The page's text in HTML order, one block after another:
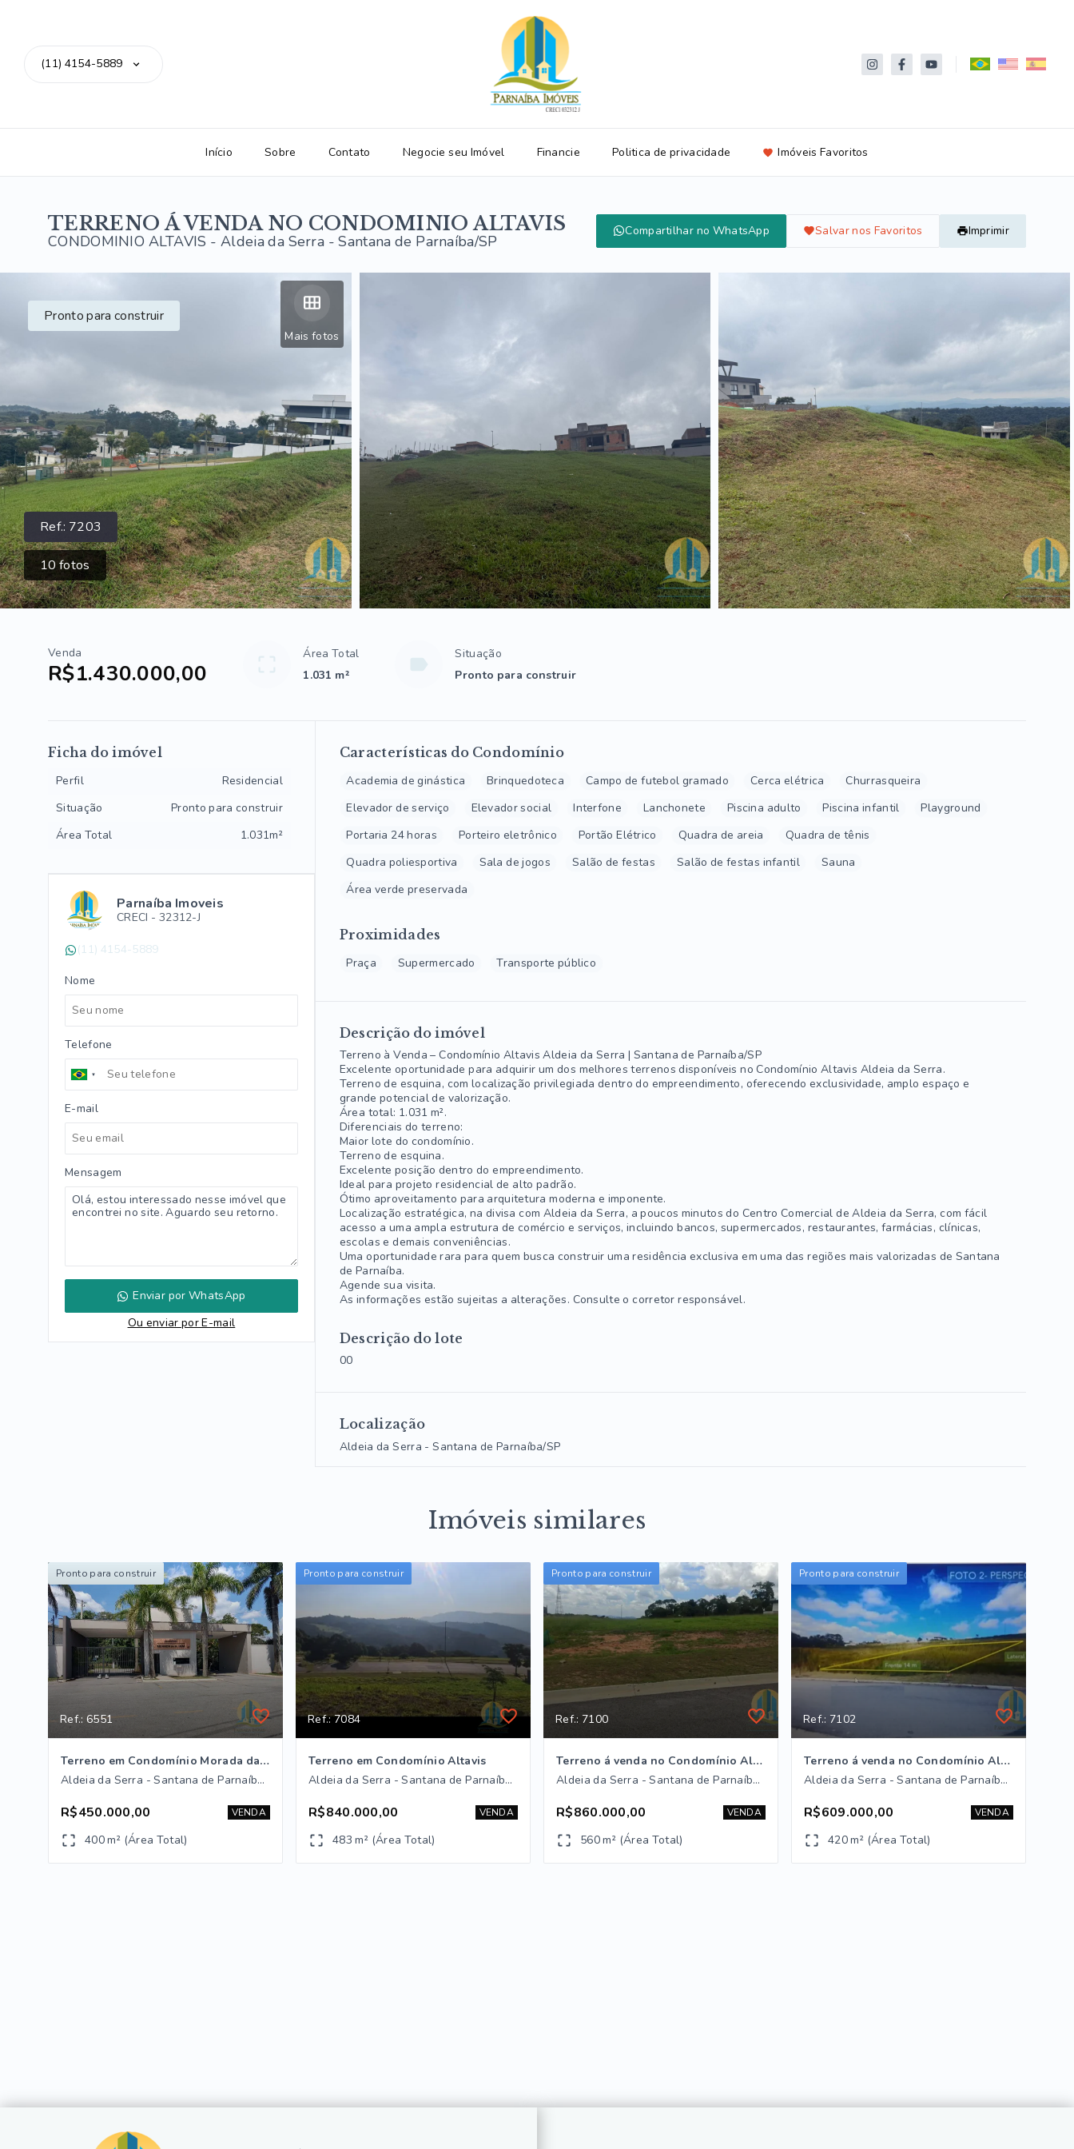
(11) 4154-5889
Início Sobre Contato Negocie seu Imóvel Financie Politica de privacidade Imóveis Favoritos
TERRENO Á VENDA NO CONDOMINIO ALTAVIS
CONDOMINIO ALTAVIS -Aldeia da Serra - Santana de Parnaíba/SP
Compartilhar no WhatsApp Salvar nos Favoritos Imprimir
Ref.: 7203
10fotos
Mais fotos
Pronto para construir
Venda
R$1.430.000,00
Área Total
1.031 m²
Situação
Pronto para construir
Características do Condomínio
Academia de ginástica Brinquedoteca Campo de futebol gramado Cerca elétrica
Churrasqueira
Elevador de serviço
Elevador social Interfone Lanchonete Piscina adulto Piscina infantil
Playground
Portaria 24 horas
Porteiro eletrônico Portão Elétrico Quadra de areia
Quadra de tênis
Quadra poliesportiva
Sala de jogos Salão de festas Salão de festas infantil
Sauna
Área verde preservada
Proximidades
Praça Supermercado Transporte público
Descrição do imóvel
Terreno à Venda – Condomínio Altavis Aldeia da Serra | Santana de Parnaíba/SP
Excelente oportunidade para adquirir um dos melhores terrenos disponíveis no Condomínio Altavis Aldeia da Serra.
Terreno de esquina, com localização privilegiada dentro do empreendimento, oferecendo exclusividade, amplo espaço e
grande potencial de valorização.
Área total: 1.031 m².
Diferenciais do terreno:
Maior lote do condomínio.
Terreno de esquina.
Excelente posição dentro do empreendimento.
Ideal para projeto residencial de alto padrão.
Ótimo aproveitamento para arquitetura moderna e imponente.
Localização estratégica, na divisa com Aldeia da Serra, a poucos minutos do Centro Comercial de Aldeia da Serra, com fácil
acesso a uma ampla estrutura de comércio e serviços, incluindo bancos, supermercados, restaurantes, farmácias, clínicas,
escolas e demais conveniências.
Uma oportunidade rara para quem busca construir uma residência exclusiva em uma das regiões mais valorizadas de Santana
de Parnaíba.
Agende sua visita.
As informações estão sujeitas a alterações. Consulte o corretor responsável.
Descrição do lote
00
Localização
Aldeia da Serra - Santana de Parnaíba/SP
Ficha do imóvel
Perfil
Residencial
Situação
Pronto para construir
Área Total
1.031m²
Parnaíba Imoveis
CRECI - 32312-J
(11) 4154-5889
Nome
Telefone
E-mail
Mensagem
Enviar por WhatsApp
Ou enviar por E-mail
Imóveis similares
Pronto para construir
Ref.: 6551
Terreno em Condomínio Morada da aldeia
Aldeia da Serra - Santana de Parnaíba/SP
R$450.000,00 VENDA
400 m² (Área Total)
Pronto para construir
Ref.: 7084
Terreno em Condomínio Altavis
Aldeia da Serra - Santana de Parnaíba/SP
R$840.000,00 VENDA
483 m² (Área Total)
Pronto para construir
Ref.: 7100
Terreno á venda no Condomínio Altavis
Aldeia da Serra - Santana de Parnaíba/SP
R$860.000,00 VENDA
560 m² (Área Total)
Pronto para construir
Ref.: 7102
Terreno á venda no Condomínio Altavis
Aldeia da Serra - Santana de Parnaíba/SP
R$609.000,00 VENDA
420 m² (Área Total)